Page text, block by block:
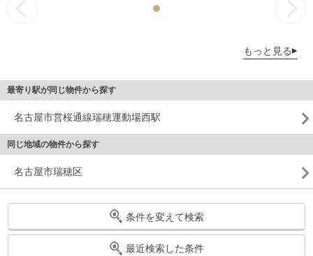
もっと見る
最寄り駅が同じ物件から探す
名古屋市営桜通線瑞穂運動場西駅
同じ地域の物件から探す
名古屋市瑞穂区
条件を変えて検索
最近検索した条件